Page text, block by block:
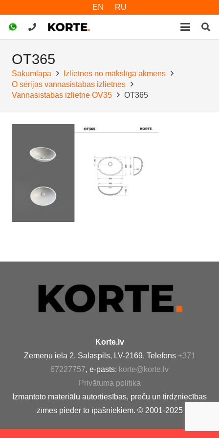
EN RU
OT365
Sākumlapa
Izlietnes no mākslīgā akmens
O sērijas vannasistabas izlietnes
Vannasistabas izlietne OV35
OT365
Korte.lv
Zemeņu iela 2, Salaspils, LV-2169, Telefons +371
67227757, e-pasts: korte@korte.lv
Privātuma politika
Izmantoto materiālu autortiesības, preču un tirdzniecības
zīmes pieder to īpašniekiem. © 2001-2025